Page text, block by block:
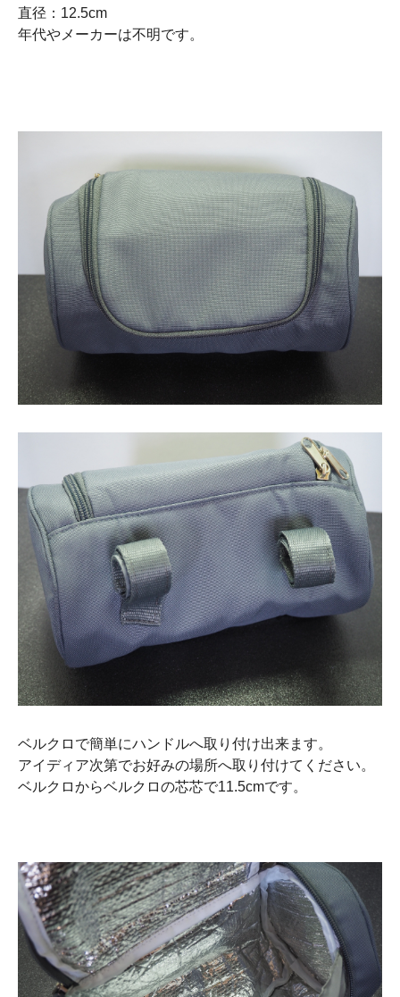
直径：12.5cm
年代やメーカーは不明です。
ベルクロで簡単にハンドルへ取り付け出来ます。
アイディア次第でお好みの場所へ取り付けてください。
ベルクロからベルクロの芯芯で11.5cmです。